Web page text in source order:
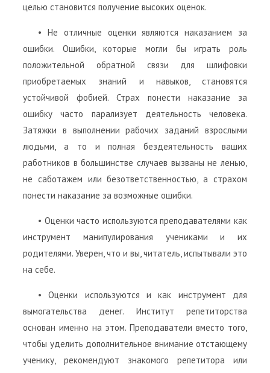
целью становится получение высоких оценок.
• Не отличные оценки являются наказанием за
ошибки. Ошибки, которые могли бы играть роль
положительной обратной связи для шлифовки
приобретаемых знаний и навыков, становятся
устойчивой фобией. Страх понести наказание за
ошибку часто парализует деятельность человека.
Затяжки в выполнении рабочих заданий взрослыми
людьми, а то и полная бездеятельность ваших
работников в большинстве случаев вызваны не ленью,
не саботажем или безответственностью, а страхом
понести наказание за возможные ошибки.
• Оценки часто используются преподавателями как
инструмент манипулирования учениками и их
родителями. Уверен, что и вы, читатель, испытывали это
на себе.
• Оценки используются и как инструмент для
вымогательства денег. Институт репетиторства
основан именно на этом. Преподаватели вместо того,
чтобы уделить дополнительное внимание отстающему
ученику, рекомендуют знакомого репетитора или